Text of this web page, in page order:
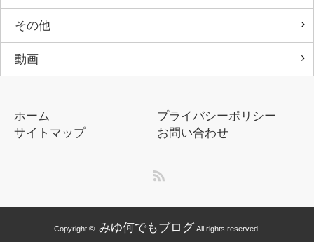
その他
動画
ホーム
サイトマップ
プライバシーポリシー
お問い合わせ
Copyright © みゆ何でもブログ All rights reserved.